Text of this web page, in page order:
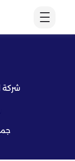
شركة